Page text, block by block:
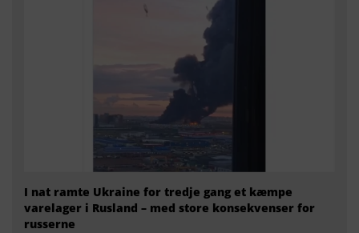
I nat ramte Ukraine for tredje gang et kæmpe
varelager i Rusland – med store konsekvenser for
russerne